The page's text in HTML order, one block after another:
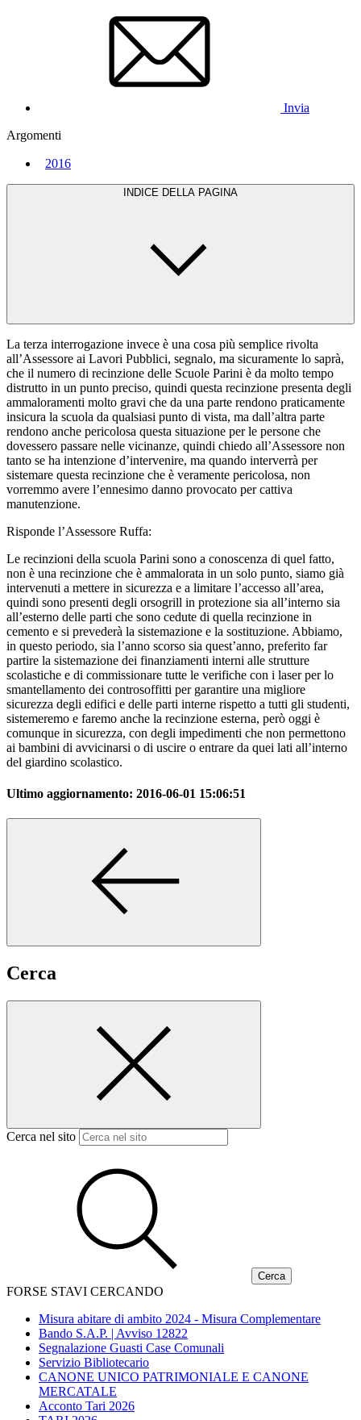
Invia
Argomenti
2016
INDICE DELLA PAGINA
La terza interrogazione invece è una cosa più semplice rivolta
all’Assessore ai Lavori Pubblici, segnalo, ma sicuramente lo saprà,
che il numero di recinzione delle Scuole Parini è da molto tempo
distrutto in un punto preciso, quindi questa recinzione presenta degli
ammaloramenti molto gravi che da una parte rendono praticamente
insicura la scuola da qualsiasi punto di vista, ma dall’altra parte
rendono anche pericolosa questa situazione per le persone che
dovessero passare nelle vicinanze, quindi chiedo all’Assessore non
tanto se ha intenzione d’intervenire, ma quando interverrà per
sistemare questa recinzione che è veramente pericolosa, non
vorremmo avere l’ennesimo danno provocato per cattiva
manutenzione.
Risponde l’Assessore Ruffa:
Le recinzioni della scuola Parini sono a conoscenza di quel fatto,
non è una recinzione che è ammalorata in un solo punto, siamo già
intervenuti a mettere in sicurezza e a limitare l’accesso all’area,
quindi sono presenti degli orsogrill in protezione sia all’interno sia
all’esterno delle parti che sono cedute di quella recinzione in
cemento e si prevederà la sistemazione e la sostituzione. Abbiamo,
in questo periodo, sia l’anno scorso sia quest’anno, preferito far
partire la sistemazione dei finanziamenti interni alle strutture
scolastiche e di commissionare tutte le verifiche con i laser per lo
smantellamento dei controsoffitti per garantire una migliore
sicurezza degli edifici e delle parti interne rispetto a tutti gli studenti,
sistemeremo e faremo anche la recinzione esterna, però oggi è
comunque in sicurezza, con degli impedimenti che non permettono
ai bambini di avvicinarsi o di uscire o entrare da quei lati all’interno
del giardino scolastico.
Ultimo aggiornamento: 2016-06-01 15:06:51
Cerca
Cerca nel sito
FORSE STAVI CERCANDO
Misura abitare di ambito 2024 - Misura Complementare
Bando S.A.P. | Avviso 12822
Segnalazione Guasti Case Comunali
Servizio Bibliotecario
CANONE UNICO PATRIMONIALE E CANONE
MERCATALE
Acconto Tari 2026